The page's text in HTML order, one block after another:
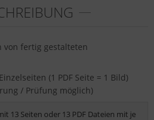
von fertig gestalteten
(1 PDF Seite = 1 Bild)
/ Prüfung möglich)
13 Seiten oder 13 PDF Dateien mit je